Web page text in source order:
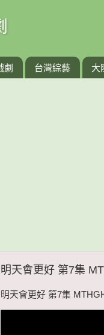
劇 台灣綜藝 大
明天會更好 第7集
明天會更好 第7集